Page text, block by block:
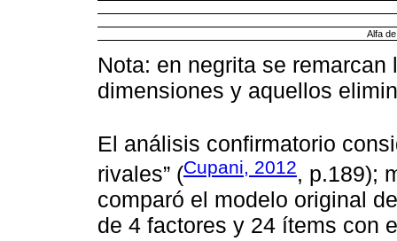
Alfa
Nota: en negrita se
dimensiones y aquellos
El análisis confirmatorio
rivales” (Cupani, 2012, p.189);
comparó el modelo original
de 4 factores y 24 ítems con